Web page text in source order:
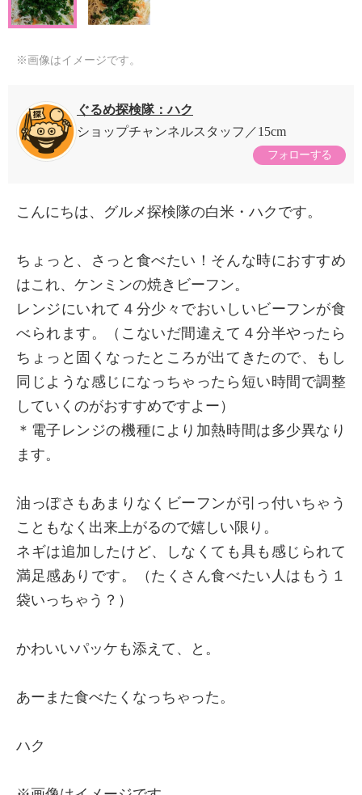
※画像はイメージです。
ぐるめ探検隊：ハク
ショップチャンネルスタッフ
15cm
フォローする
こんにちは、グルメ探検隊の白米・ハクです。
ちょっと、さっと食べたい！そんな時におすすめ
はこれ、ケンミンの焼きビーフン。
レンジにいれて４分少々でおいしいビーフンが食
べられます。（こないだ間違えて４分半やったら
ちょっと固くなったところが出てきたので、もし
同じような感じになっちゃったら短い時間で調整
していくのがおすすめですよー）
＊電子レンジの機種により加熱時間は多少異なり
ます。
油っぽさもあまりなくビーフンが引っ付いちゃう
こともなく出来上がるので嬉しい限り。
ネギは追加したけど、しなくても具も感じられて
満足感ありです。（たくさん食べたい人はもう１
袋いっちゃう？）
かわいいパッケも添えて、と。
あーまた食べたくなっちゃった。
ハク